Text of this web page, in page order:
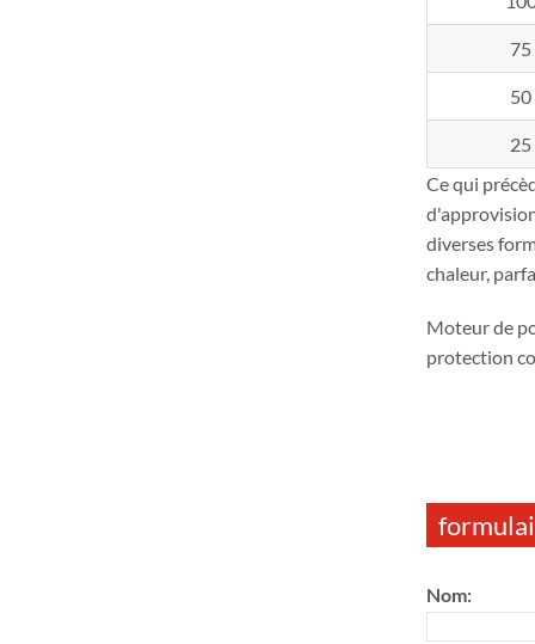
75
50
25
Ce qui
diverses
chaleur,
Moteur de
protection
Nom: